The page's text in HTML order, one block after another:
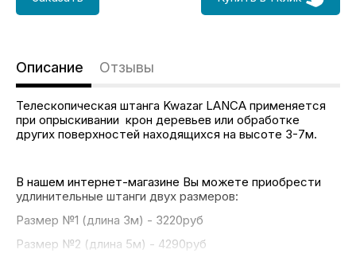
Описание Отзывы
Телескопическая штанга Kwazar LANCA применяется
при опрыскивании крон деревьев или обработке
других поверхностей находящихся на высоте 3-7м.
В нашем интернет-магазине Вы можете приобрести
удлинительные штанги двух размеров:
Размер №1 (длина 3м) - 3220руб
Размер №2 (длина 5м) - 4290руб